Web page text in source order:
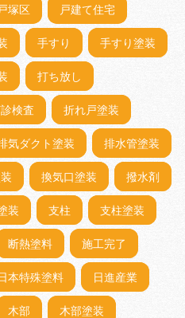
戸塚区 戸建て住宅
手すり 手すり塗装
打ち放し
検査 折れ戸塗装
気ダクト塗装 排水管塗装
換気口塗装 撥水剤
装 支柱 支柱塗装
断熱塗料 施工完了
本特殊塗料 日進産業
木部 木部塗装